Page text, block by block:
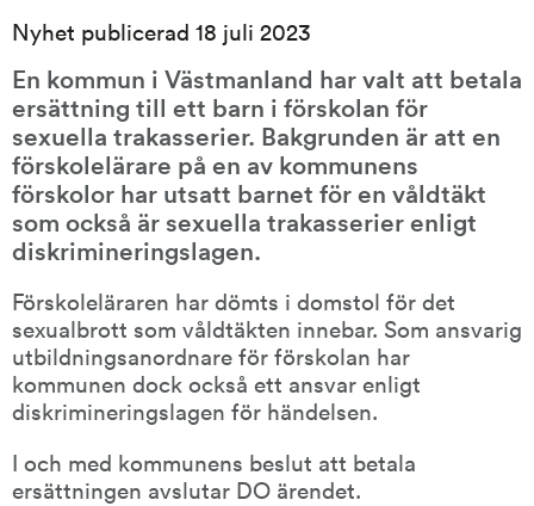
Nyhet publicerad 18 juli 2023
En kommun i Västmanland har valt att betala
ersättning till ett barn i förskolan för
sexuella trakasserier. Bakgrunden är att en
förskolelärare på en av kommunens
förskolor har utsatt barnet för en våldtäkt
som också är sexuella trakasserier enligt
diskrimineringslagen.
Förskoleläraren har dömts i domstol för det
sexualbrott som våldtäkten innebar. Som ansvarig
utbildningsanordnare för förskolan har
kommunen dock också ett ansvar enligt
diskrimineringslagen för händelsen.
I och med kommunens beslut att betala
ersättningen avslutar DO ärendet.